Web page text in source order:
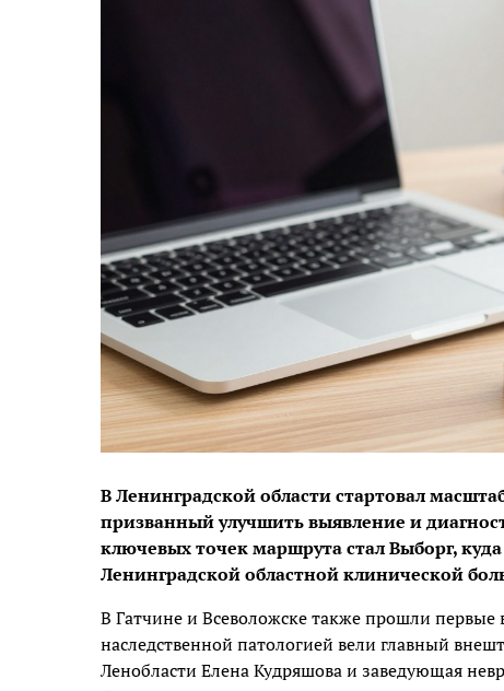
В Ленинградской области стартовал
призванный улучшить выявление и
ключевых точек маршрута стал Выборг,
Ленинградской областной клинической
В Гатчине и Всеволожске также прошли
наследственной патологией вели главный
Ленобласти Елена Кудряшова и заведующая